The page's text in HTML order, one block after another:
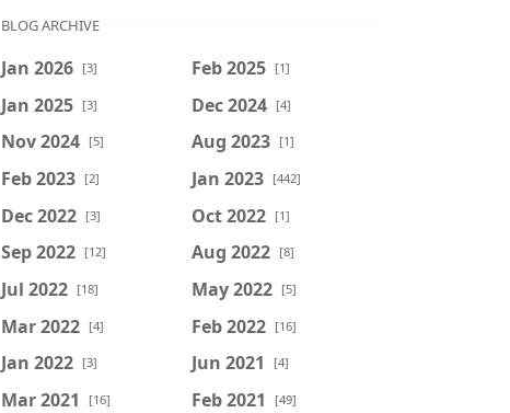
BLOG ARCHIVE
Jan 2026 [3] Feb 2025 [1]
Jan 2025 [3] Dec 2024 [4]
Nov 2024 [5] Aug 2023 [1]
Feb 2023 [2] Jan 2023 [442]
Dec 2022 [3] Oct 2022 [1]
Sep 2022 [12] Aug 2022 [8]
Jul 2022 [18] May 2022 [5]
Mar 2022 [4] Feb 2022 [16]
Jan 2022 [3] Jun 2021 [4]
Mar 2021 [16] Feb 2021 [49]